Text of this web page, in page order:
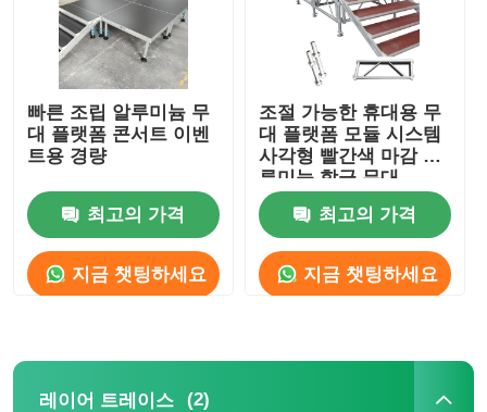
빠른 조립 알루미늄 무
대 플랫폼 콘서트 이벤
트용 경량
최고의 가격
지금 챗팅하세요
조절 가능한 휴대용 무
대 플랫폼 모듈 시스템
사각형 빨간색 마감 알
루미늄 합금 무대
최고의 가격
지금 챗팅하세요
레이어 트레이스 (2)